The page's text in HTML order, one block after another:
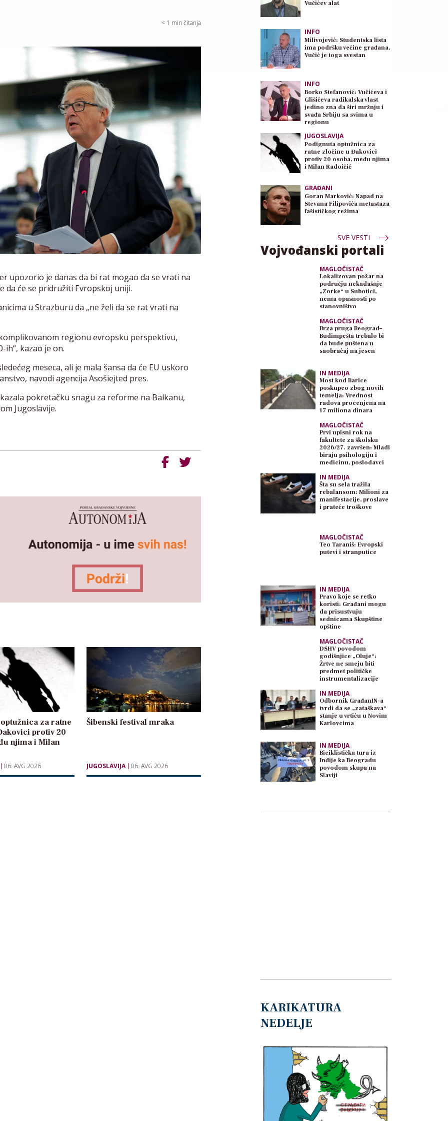
< 1 min čitanja
upozorio je danas da bi rat mogao da se vrati na
da će se pridružiti Evropskoj uniji.
u Strazburu da „ne želi da se rat vrati na
regionu evropsku perspektivu,
ih“, kazao je on.
meseca, ali je mala šansa da će EU uskoro
navodi agencija Asošiejted pres.
pokretačku snagu za reforme na Balkanu,
Jugoslavije.
za ratne
protiv 20
njima i Milan
06. AVG 2026
Šibenski festival mraka
JUGOSLAVIJA 06. AVG 2026
Vučićev alat
INFO
Milivojević: Studentska lista
ima podršku većine građana,
Vučić je toga svestan
INFO
Borko Stefanović: Vučićeva i
Glišićeva radikalska vlast
jedino zna da širi mržnju i
svađa Srbiju sa svima u
regionu
JUGOSLAVIJA
Podignuta optužnica za
ratne zločine u Đakovici
protiv 20 osoba, među njima
i Milan Radoičić
GRAĐANI
Goran Marković: Napad na
Stevana Filipovića metastaza
fašističkog režima
SVE VESTI
Vojvođanski portali
MAGLOČISTAČ
Lokalizovan požar na
području nekadašnje
„Zorke“ u Subotici,
nema opasnosti po
stanovništvo
MAGLOČISTAČ
Brza pruga Beograd–
Budimpešta trebalo bi
da bude puštena u
saobraćaj na jesen
IN MEDIJA
Most kod Barice
poskupeo zbog novih
temelja: Vrednost
radova procenjena na
17 miliona dinara
MAGLOČISTAČ
Prvi upisni rok na
fakultete za školsku
2026/27. završen: Mladi
biraju psihologiju i
medicinu, poslodavci
IN MEDIJA
Šta su sela tražila
rebalansom: Milioni za
manifestacije, proslave
i prateće troškove
MAGLOČISTAČ
Teo Taraniš: Evropski
putevi i stranputice
IN MEDIJA
Pravo koje se retko
koristi: Građani mogu
da prisustvuju
sednicama Skupštine
opštine
MAGLOČISTAČ
DSHV povodom
godišnjice „Oluje“:
Žrtve ne smeju biti
predmet političke
instrumentalizacije
IN MEDIJA
Odbornik GrađanIN-a
tvrdi da se „zataškava“
stanje u vrtiću u Novim
Karlovcima
IN MEDIJA
Biciklistička tura iz
Inđije ka Beogradu
povodom skupa na
Slaviji
KARIKATURA
NEDELJE